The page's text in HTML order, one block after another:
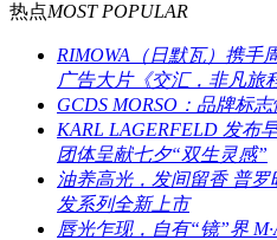
热点MOST POPULAR
RIMOWA（日默瓦）携手
广告大片《交汇，非凡旅
GCDS MORSO：品牌标
KARL LAGERFELD 发布
团体呈献七夕“双生灵感”
油养高光，发间留香 普
发系列全新上市
唇光乍现，自有“镜”界